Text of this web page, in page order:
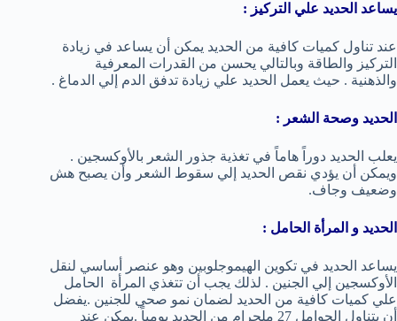
يساعد الحديد علي التركيز :
عند تناول كميات كافية من الحديد يمكن أن يساعد في زيادة
التركيز والطاقة وبالتالي يحسن من القدرات المعرفية
والذهنية . حيث يعمل الحديد علي زيادة تدفق الدم إلي الدماغ .
الحديد وصحة الشعر :
يعلب الحديد دوراً هاماً في تغذية جذور الشعر بالأوكسجين .
ويمكن أن يؤدي نقص الحديد إلي سقوط الشعر وأن يصبح هش
وضعيف وجاف.
الحديد و المرأة الحامل :
يساعد الحديد في تكوين الهيموجلوبين وهو عنصر أساسي لنقل
الأوكسجين إلي الجنين . لذلك يجب أن تتغذي المرأة الحامل
علي كميات كافية من الحديد لضمان نمو صحي للجنين .يفضل
أن يتناول الحوامل 27 ملجرام من الحديد يومياً .يمكن عند